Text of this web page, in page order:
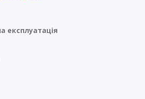
експлуатація